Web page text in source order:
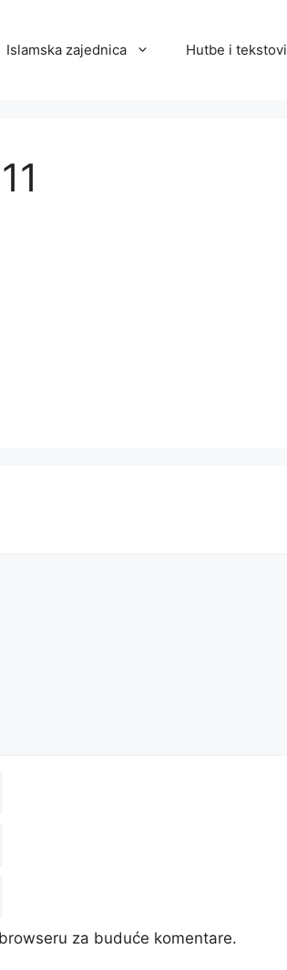
Islamska zajednica Hutbe i tekstovi
za buduće komentare.